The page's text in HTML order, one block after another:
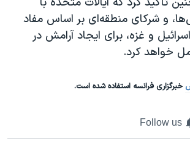
و شرکای منطقه‌ای بر اساس مفاد
و غزه، برای ایجاد آرامش در
خواهد کرد.
خبرگزاری فرانسه استفاده شده است.
Follow us